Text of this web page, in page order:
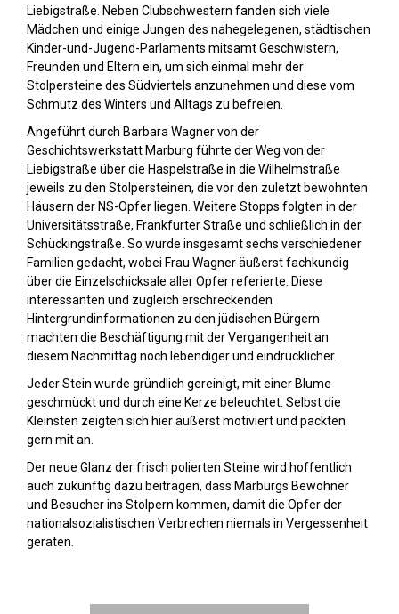
Liebigstraße. Neben Clubschwestern fanden sich viele
Mädchen und einige Jungen des nahegelegenen, städtischen
Kinder-und-Jugend-Parlaments mitsamt Geschwistern,
Freunden und Eltern ein, um sich einmal mehr der
Stolpersteine des Südviertels anzunehmen und diese vom
Schmutz des Winters und Alltags zu befreien.
Angeführt durch Barbara Wagner von der
Geschichtswerkstatt Marburg führte der Weg von der
Liebigstraße über die Haspelstraße in die Wilhelmstraße
jeweils zu den Stolpersteinen, die vor den zuletzt bewohnten
Häusern der NS-Opfer liegen. Weitere Stopps folgten in der
Universitätsstraße, Frankfurter Straße und schließlich in der
Schückingstraße. So wurde insgesamt sechs verschiedener
Familien gedacht, wobei Frau Wagner äußerst fachkundig
über die Einzelschicksale aller Opfer referierte. Diese
interessanten und zugleich erschreckenden
Hintergrundinformationen zu den jüdischen Bürgern
machten die Beschäftigung mit der Vergangenheit an
diesem Nachmittag noch lebendiger und eindrücklicher.
Jeder Stein wurde gründlich gereinigt, mit einer Blume
geschmückt und durch eine Kerze beleuchtet. Selbst die
Kleinsten zeigten sich hier äußerst motiviert und packten
gern mit an.
Der neue Glanz der frisch polierten Steine wird hoffentlich
auch zukünftig dazu beitragen, dass Marburgs Bewohner
und Besucher ins Stolpern kommen, damit die Opfer der
nationalsozialistischen Verbrechen niemals in Vergessenheit
geraten.